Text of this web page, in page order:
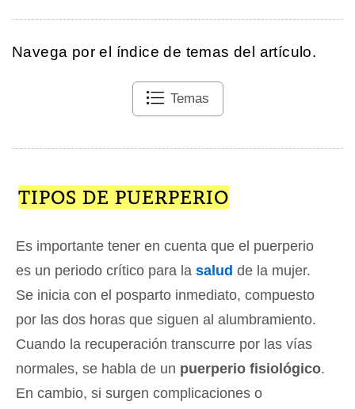
Navega por el índice de temas del artículo.
Temas
TIPOS DE PUERPERIO
Es importante tener en cuenta que el puerperio
es un periodo crítico para la salud de la mujer.
Se inicia con el posparto inmediato, compuesto
por las dos horas que siguen al alumbramiento.
Cuando la recuperación transcurre por las vías
normales, se habla de un puerperio fisiológico.
En cambio, si surgen complicaciones o